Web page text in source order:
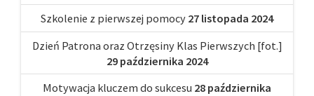
Szkolenie z pierwszej pomocy 27 listopada 2024
Dzień Patrona oraz Otrzęsiny Klas Pierwszych [fot.]
29 października 2024
Motywacja kluczem do sukcesu 28 października